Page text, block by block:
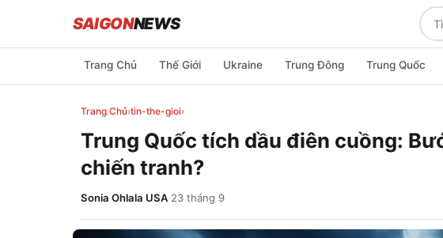
SAIGONNEWS
Trang Chủ Thế Giới Ukraine Trung Đông Trung Quốc
Trang Chủ›tin-the-gioi›
Trung Quốc tích dầu điên cuồng:
chiến tranh?
Sonia Ohlala USA·23 tháng 9